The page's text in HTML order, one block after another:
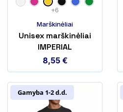
+6
Marškinėliai
Unisex marškinėliai
IMPERIAL
8,55 €
Gamyba 1-2 d.d.